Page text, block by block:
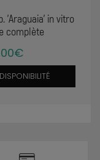
'Araguaia' in vitro
complète